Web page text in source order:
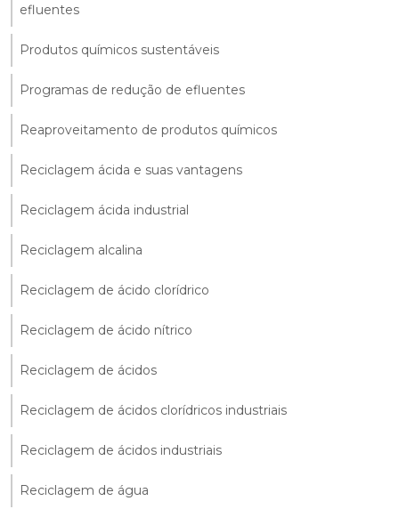
efluentes
Produtos químicos sustentáveis
Programas de redução de efluentes
Reaproveitamento de produtos químicos
Reciclagem ácida e suas vantagens
Reciclagem ácida industrial
Reciclagem alcalina
Reciclagem de ácido clorídrico
Reciclagem de ácido nítrico
Reciclagem de ácidos
Reciclagem de ácidos clorídricos industriais
Reciclagem de ácidos industriais
Reciclagem de água